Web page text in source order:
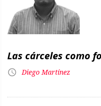
Las cárceles como
Diego Martínez